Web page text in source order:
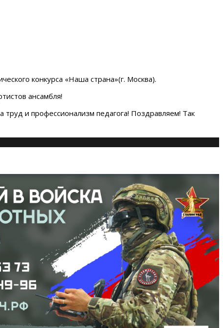
конкурса «Наша страна»(г. Москва).
ансамбля!
и профессионализм педагога! Поздравляем! Так